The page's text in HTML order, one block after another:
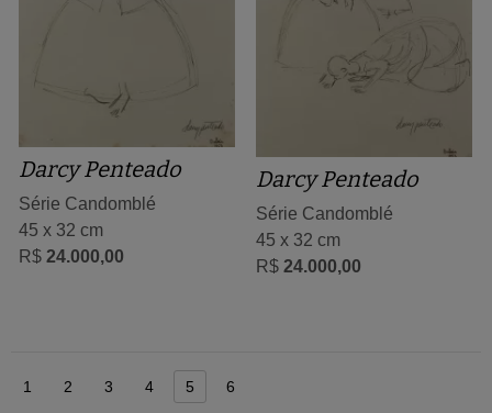
Darcy Penteado
Série Candomblé
45 x 32 cm
R$ 24.000,00
Darcy Penteado
Série Candomblé
45 x 32 cm
R$ 24.000,00
1 2 3 4 5 6